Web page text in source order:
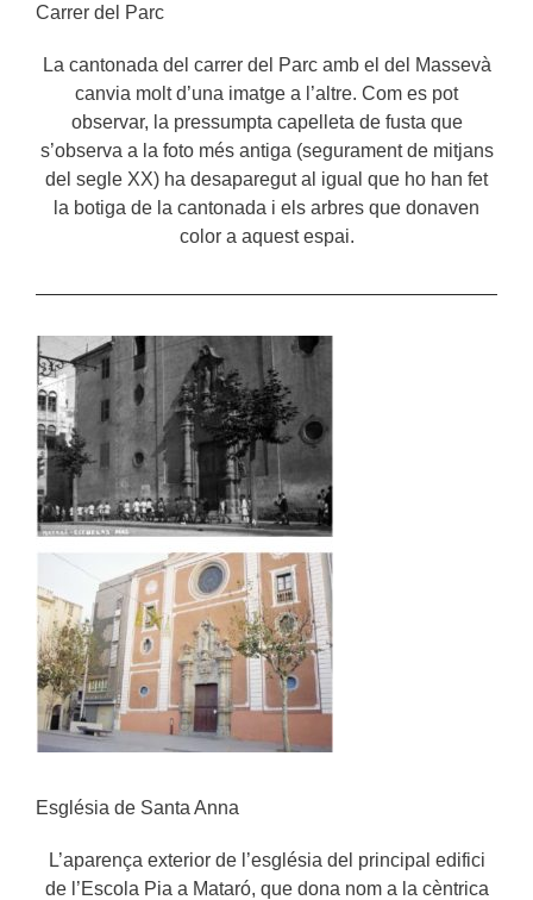
Carrer del Parc
La cantonada del carrer del Parc amb el del Massevà
canvia molt d’una imatge a l’altre. Com es pot
observar, la pressumpta capelleta de fusta que
s’observa a la foto més antiga (segurament de mitjans
del segle XX) ha desaparegut al igual que ho han fet
la botiga de la cantonada i els arbres que donaven
color a aquest espai.
Església de Santa Anna
L’aparença exterior de l’església del principal edifici
de l’Escola Pia a Mataró, que dona nom a la cèntrica